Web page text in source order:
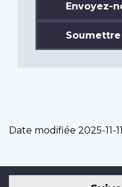
Envoyez-
Date modifiée 2025-11-11